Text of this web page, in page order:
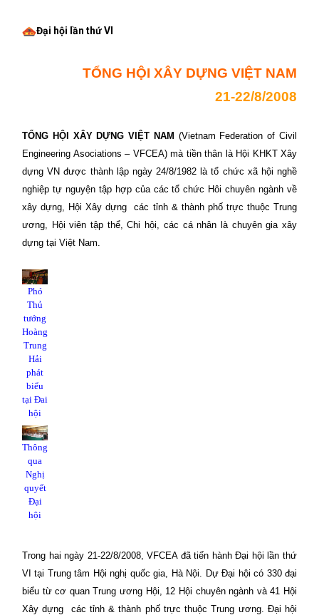
Đại hội lần thứ VI
TỔNG HỘI XÂY DỰNG VIỆT NAM
21-22/8/2008
TỔNG HỘI XÂY DỰNG VIỆT NAM (Vietnam Federation of Civil
Engineering Asociations – VFCEA) mà tiền thân là Hội KHKT Xây
dựng VN được thành lập ngày 24/8/1982 là tổ chức xã hội nghề
nghiệp tự nguyện tập hợp của các tổ chức Hôi chuyên ngành về
xây dựng, Hội Xây dựng
các tỉnh & thành phố trực thuộc Trung
ương, Hội viên tập thể, Chi hội, các cá nhân là chuyên gia xây
dựng tại Việt Nam.
Phó
Thủ
tướng
Hoàng
Trung
Hải
phát
biểu
tại Đai
hội
Thông
qua
Nghị
quyết
Đại
hội
Trong hai ngày 21-22/8/2008, VFCEA đã tiến hành Đại hội lần thứ
VI tại Trung tâm Hội nghị quốc gia, Hà Nội. Dự Đại hội có 330 đại
biểu từ cơ quan Trung ương Hội, 12 Hội chuyên ngành và 41 Hội
Xây dựng
các tỉnh & thành phố trực thuộc Trung ương. Đại hội